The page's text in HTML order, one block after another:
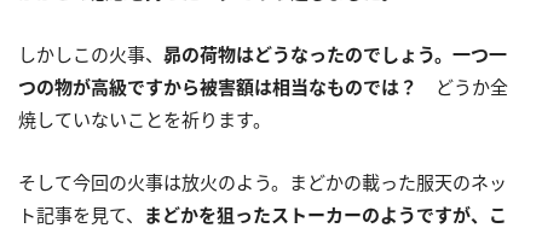
しかしこの火事、 昴の荷物はどうなったのでしょう。一つ一
つの物が高級ですから被害額は相当なものでは？ どうか全
焼していないことを祈ります。
そして今回の火事は放火のよう。まどかの載った服天のネッ
ト記事を見て、 まどかを狙ったストーカーのようですが、こ